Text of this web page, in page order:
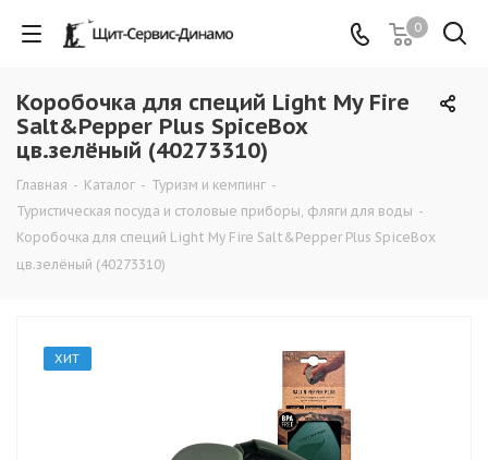
0
Коробочка для специй Light My Fire
Salt&Pepper Plus SpiceBox
цв.зелёный (40273310)
Главная - Каталог - Туризм и кемпинг -
Туристическая посуда и столовые приборы, фляги для воды -
Коробочка для специй Light My Fire Salt&Pepper Plus SpiceBox
цв.зелёный (40273310)
ХИТ